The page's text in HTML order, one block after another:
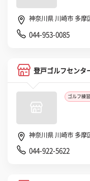
神奈川県 川崎市 多摩
044-953-0085
登戸ゴルフセンタ
ゴルフ練
神奈川県 川崎市 多摩
044-922-5622